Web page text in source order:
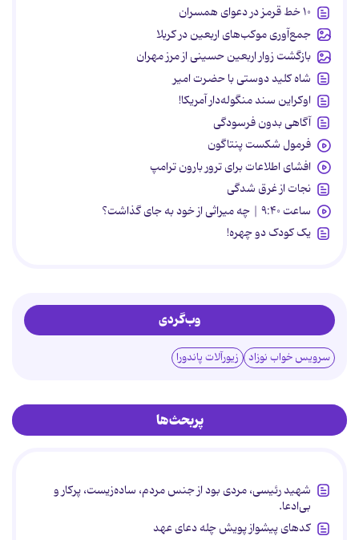
۱۰ خط قرمز در دعوای همسران
جمع‌آوری موکب‌های اربعین در کربلا
بازگشت زوار اربعین حسینی از مرز مهران
شاه کلید دوستی با حضرت امیر
اوکراین سند منگوله‌دار آمریکا!
آگاهی بدون فرسودگی
فرمول شکست پنتاگون
افشای اطلاعات برای ترور بارون ترامپ
نجات از غرق شدگی
ساعت ۹:۴۰ | چه میراثی از خود به جای گذاشت؟
یک کودک دو چهره!
وب‌گردی
سرویس خواب نوزاد زیورآلات پاندورا
پربحث‌ها
شهید رئیسی، مردی بود از جنس مردم، ساده‌زیست، پرکار و
بی‌ادعا.
کدهای پیشواز پویش چله دعای عهد